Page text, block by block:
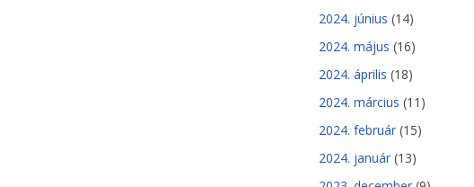
2024. június (14)
2024. május (16)
2024. április (18)
2024. március (11)
2024. február (15)
2024. január (13)